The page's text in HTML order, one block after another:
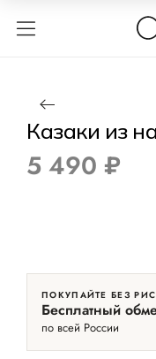
Казаки из
5 490 ₽
ПОКУПАЙТЕ БЕЗ
Бесплатный
по всей России